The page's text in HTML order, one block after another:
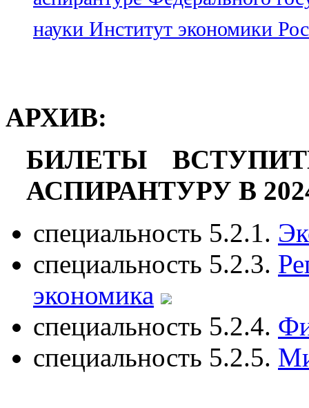
науки Институт экономики
АРХИВ:
БИЛЕТЫ
АСПИРАНТУРУ В
специальность 5.2.1.
специальность 5.2.3.
экономика
специальность 5.2.4.
специальность 5.2.5.